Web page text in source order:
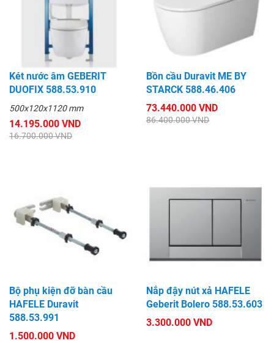
Két nước âm GEBERIT
DUOFIX 588.53.910
500x120x1120 mm
14.195.000 VND
16.700.000 VND
Bồn cầu Duravit ME BY
STARCK 588.46.406
73.440.000 VND
86.400.000 VND
Bộ phụ kiện đỡ bàn cầu
HAFELE Duravit
588.53.991
1.500.000 VND
Nắp đậy nút xả HAFELE
Geberit Bolero 588.53.603
3.300.000 VND